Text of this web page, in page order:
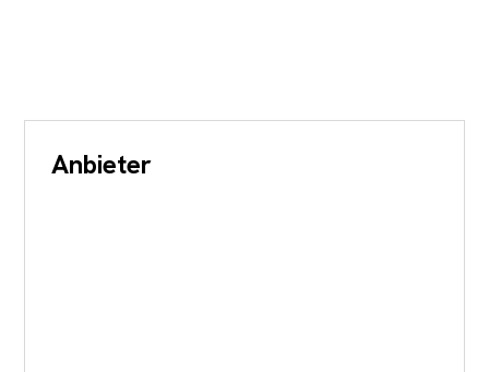
Anbieter